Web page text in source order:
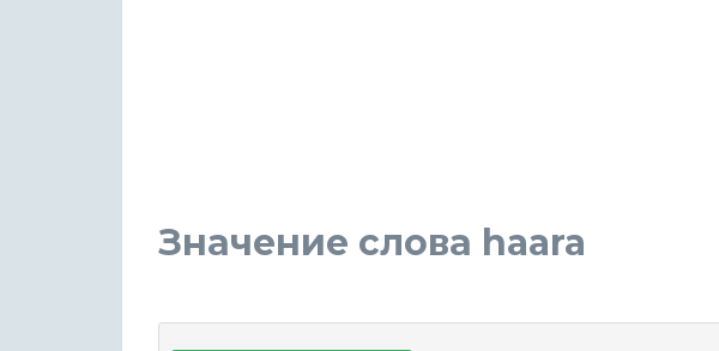
Значение слова haara